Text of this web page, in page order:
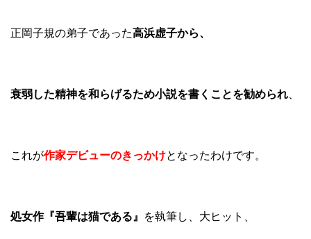
正岡子規の弟子であった高浜虚子から、
衰弱した精神を和らげるため小説を書くことを勧められ
これが作家デビューのきっかけとなったわけです。
処女作『吾輩は猫である』 を執筆し、大ヒット、